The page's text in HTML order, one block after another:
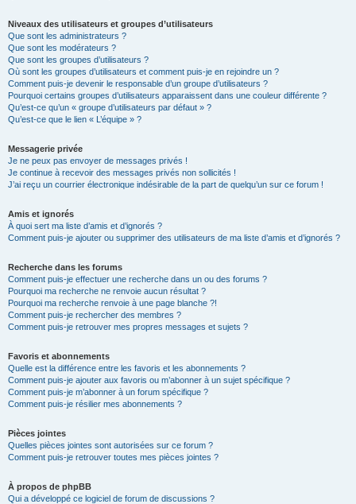
Niveaux des utilisateurs et groupes d’utilisateurs
Que sont les administrateurs ?
Que sont les modérateurs ?
Que sont les groupes d’utilisateurs ?
Où sont les groupes d’utilisateurs et comment puis-je en rejoindre un ?
Comment puis-je devenir le responsable d’un groupe d’utilisateurs ?
Pourquoi certains groupes d’utilisateurs apparaissent dans une couleur différente ?
Qu’est-ce qu’un « groupe d’utilisateurs par défaut » ?
Qu’est-ce que le lien « L’équipe » ?
Messagerie privée
Je ne peux pas envoyer de messages privés !
Je continue à recevoir des messages privés non sollicités !
J’ai reçu un courrier électronique indésirable de la part de quelqu’un sur ce forum !
Amis et ignorés
À quoi sert ma liste d’amis et d’ignorés ?
Comment puis-je ajouter ou supprimer des utilisateurs de ma liste d’amis et d’ignorés ?
Recherche dans les forums
Comment puis-je effectuer une recherche dans un ou des forums ?
Pourquoi ma recherche ne renvoie aucun résultat ?
Pourquoi ma recherche renvoie à une page blanche ?!
Comment puis-je rechercher des membres ?
Comment puis-je retrouver mes propres messages et sujets ?
Favoris et abonnements
Quelle est la différence entre les favoris et les abonnements ?
Comment puis-je ajouter aux favoris ou m’abonner à un sujet spécifique ?
Comment puis-je m’abonner à un forum spécifique ?
Comment puis-je résilier mes abonnements ?
Pièces jointes
Quelles pièces jointes sont autorisées sur ce forum ?
Comment puis-je retrouver toutes mes pièces jointes ?
À propos de phpBB
Qui a développé ce logiciel de forum de discussions ?